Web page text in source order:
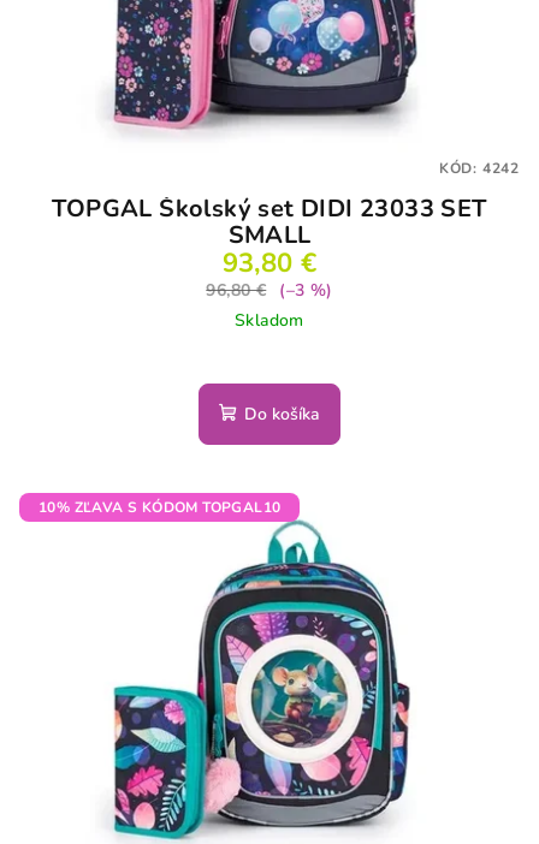
TOPGAL Školský set DIDI 23033 SET
SMALL
93,80 €
96,80 €
(–3 %)
Skladom
Do košíka
KÓD: 4242
10% ZĽAVA S KÓDOM TOPGAL10